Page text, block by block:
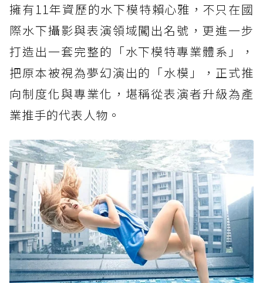
擁有11年資歷的水下模特賴心雅，不只在國
際水下攝影與表演領域闖出名號，更進一步
打造出一套完整的「水下模特專業體系」，
把原本被視為夢幻演出的「水模」，正式推
向制度化與專業化，堪稱從表演者升級為產
業推手的代表人物。